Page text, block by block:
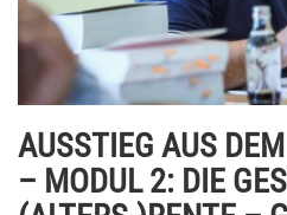
AUSSTIEG AUS
– MODUL 2: DIE